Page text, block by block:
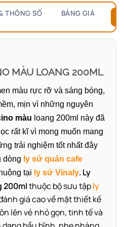
THÔNG SỐ BẢNG GIÁ
MÀU LOANG 200ML
màu rực rỡ và sáng bóng,
mịn vì những nguyên
màu loang 200ml này đã
rất kĩ vì mong muốn mang
trải nghiệm tốt nhất đây
dòng ly sứ quán cafe
tại ly sứ Vinaly. Ly
200mlthuộc bộ sưu tậply
giá cao về mặt thiết kế
lên vẻ nhỏ gọn, tinh tế và